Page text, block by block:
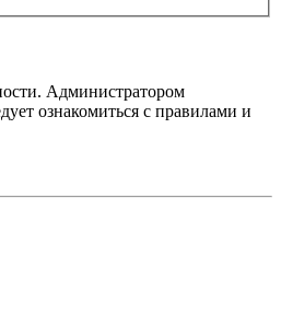
Администратором
ознакомиться с правилами и